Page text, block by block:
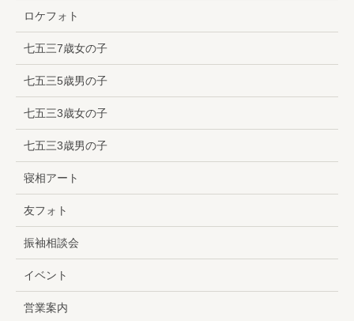
ロケフォト
七五三7歳女の子
七五三5歳男の子
七五三3歳女の子
七五三3歳男の子
寝相アート
友フォト
振袖相談会
イベント
営業案内